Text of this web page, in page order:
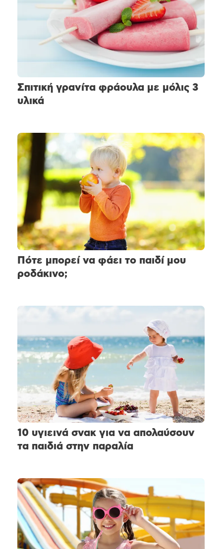
Σπιτική γρανίτα φράουλα με μόλις 3
υλικά
Πότε μπορεί να φάει το παιδί μου
ροδάκινο;
10 υγιεινά σνακ για να απολαύσουν
τα παιδιά στην παραλία